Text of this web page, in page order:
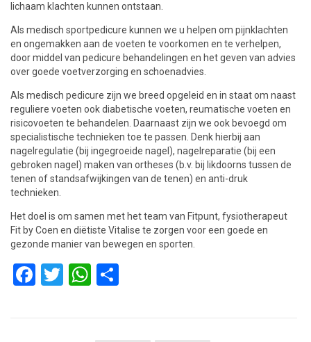
lichaam klachten kunnen ontstaan.
Als medisch sportpedicure kunnen we u helpen om pijnklachten
en ongemakken aan de voeten te voorkomen en te verhelpen,
door middel van pedicure behandelingen en het geven van advies
over goede voetverzorging en schoenadvies.
Als medisch pedicure zijn we breed opgeleid en in staat om naast
reguliere voeten ook diabetische voeten, reumatische voeten en
risicovoeten te behandelen. Daarnaast zijn we ook bevoegd om
specialistische technieken toe te passen. Denk hierbij aan
nagelregulatie (bij ingegroeide nagel), nagelreparatie (bij een
gebroken nagel) maken van ortheses (b.v. bij likdoorns tussen de
tenen of standsafwijkingen van de tenen) en anti-druk
technieken.
Het doel is om samen met het team van Fitpunt, fysiotherapeut
Fit by Coen en diëtiste Vitalise te zorgen voor een goede en
gezonde manier van bewegen en sporten.
Facebook
TwitterWhatsApp